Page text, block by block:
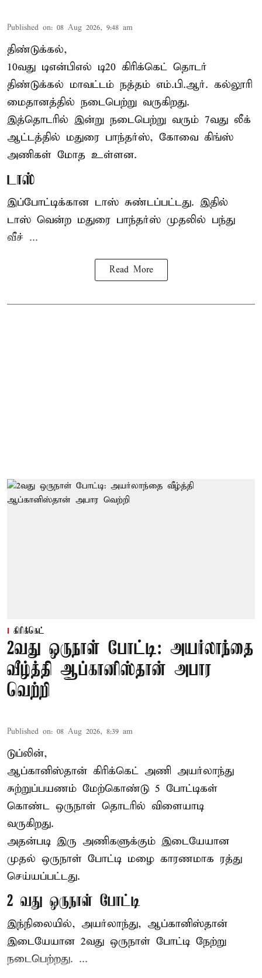
Published on: 08 Aug 2026, 9:48 am
திண்டுக்கல்,
10வது டிஎன்பிஎல் டி20 கிரிக்கெட் தொடர்
திண்டுக்கல் மாவட்டம் நத்தம் எம்.பி.ஆர். கல்லூரி
மைதானத்தில் நடைபெற்று வருகிறது.
இத்தொடரில் இன்று நடைபெற்று வரும் 7வது லீக்
ஆட்டத்தில் மதுரை பாந்தர்ஸ், கோவை கிங்ஸ்
அணிகள் மோத உள்ளன.
டாஸ்
இப்போட்டிக்கான டாஸ் சுண்டப்பட்டது. இதில்
டாஸ் வென்ற மதுரை பாந்தர்ஸ் முதலில் பந்து
வீச் ...
Read More
கிரிக்கெட்
2வது ஒருநாள் போட்டி: அயர்லாந்தை
வீழ்த்தி ஆப்கானிஸ்தான் அபார
வெற்றி
Published on: 08 Aug 2026, 8:39 am
டுப்லின்,
ஆப்கானிஸ்தான் கிரிக்கெட் அணி அயர்லாந்து
சுற்றுப்பயணம் மேற்கொண்டு 5 போட்டிகள்
கொண்ட ஒருநாள் தொடரில் விளையாடி
வருகிறது.
அதன்படி இரு அணிகளுக்கும் இடையேயான
முதல் ஒருநாள் போட்டி மழை காரணமாக ரத்து
செய்யப்பட்டது.
2 வது ஒருநாள் போட்டி
இந்நிலையில், அயர்லாந்து, ஆப்கானிஸ்தான்
இடையேயான 2வது ஒருநாள் போட்டி நேற்று
நடைபெற்றது. ...